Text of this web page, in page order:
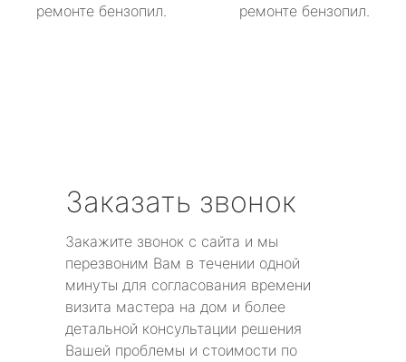
ремонте бензопил.
ремонте бензопил.
Заказать звонок
Закажите звонок с сайта и мы
перезвоним Вам в течении одной
минуты для согласования времени
визита мастера на дом и более
детальной консультации решения
Вашей проблемы и стоимости по